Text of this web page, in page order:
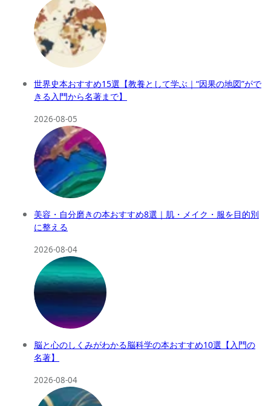
世界史本おすすめ15選【教養として学ぶ｜“因果の地図”がで
きる入門から名著まで】
2026-08-05
美容・自分磨きの本おすすめ8選｜肌・メイク・服を目的別
に整える
2026-08-04
脳と心のしくみがわかる脳科学の本おすすめ10選【入門の
名著】
2026-08-04